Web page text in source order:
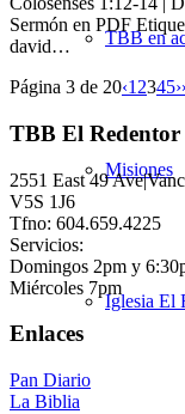
TBB en
Misiones
Iglesia El
Sermón en PDF
david…
Página 3 de 20‹1 2345›
TBB El Redentor
2551 East 49
V5S 1J6
Tfno: 604.659.4225
Servicios:
Domingos 2pm y
Miércoles 7pm
Enlaces
Pan Diario
La Biblia